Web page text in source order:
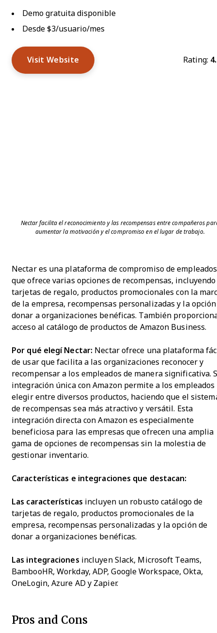
Demo gratuita disponible
Desde $3/usuario/mes
Visit Website Rating:
Nectar facilita el reconocimiento y las recompensas entre compañeros
aumentar la motivación y el compromiso en el lugar de trabajo.
Nectar es una plataforma de compromiso de empleados
que ofrece varias opciones de recompensas, incluyendo
tarjetas de regalo, productos promocionales con la
de la empresa, recompensas personalizadas y la
donar a organizaciones benéficas. También
acceso al catálogo de productos de Amazon Business.
Por qué elegí Nectar: Nectar ofrece una plataforma
de usar que facilita a las organizaciones reconocer y
recompensar a los empleados de manera significativa.
integración única con Amazon permite a los empleados
elegir entre diversos productos, haciendo que el
de recompensas sea más atractivo y versátil. Esta
integración directa con Amazon es especialmente
beneficiosa para las empresas que ofrecen una amplia
gama de opciones de recompensas sin la molestia de
gestionar inventario.
Características e integraciones que destacan:
Las características incluyen un robusto catálogo de
tarjetas de regalo, productos promocionales de la
empresa, recompensas personalizadas y la opción de
donar a organizaciones benéficas.
Las integraciones incluyen Slack, Microsoft Teams,
BambooHR, Workday, ADP, Google Workspace, Okta,
OneLogin, Azure AD y Zapier.
Pros and Cons